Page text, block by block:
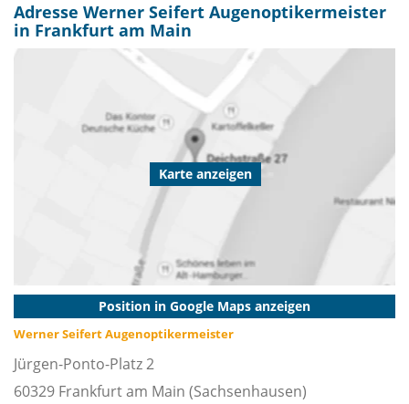
Adresse Werner Seifert Augenoptikermeister
in Frankfurt am Main
Karte anzeigen
Position in Google Maps anzeigen
Werner Seifert Augenoptikermeister
Jürgen-Ponto-Platz 2
60329 Frankfurt am Main (Sachsenhausen)